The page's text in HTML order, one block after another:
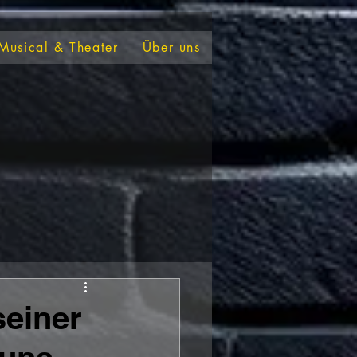
& Theater Über uns